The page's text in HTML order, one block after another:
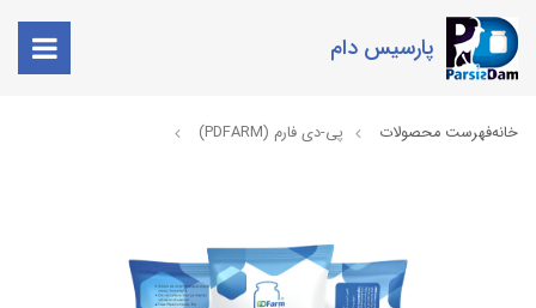
پارسیس دام
خانهفهرست محصولات پی-دی فارم (PDFARM)